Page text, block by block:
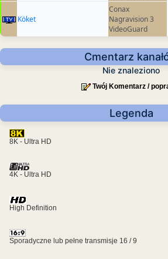
Köket
Conax
Nagravision 3
VideoGuard
Cmentarz
Nie znaleziono
Twój Komentarz /
Legenda
8K - Ultra HD
4K - Ultra HD
High Definition
Sporadyczne lub pełne transmisje 16 / 9